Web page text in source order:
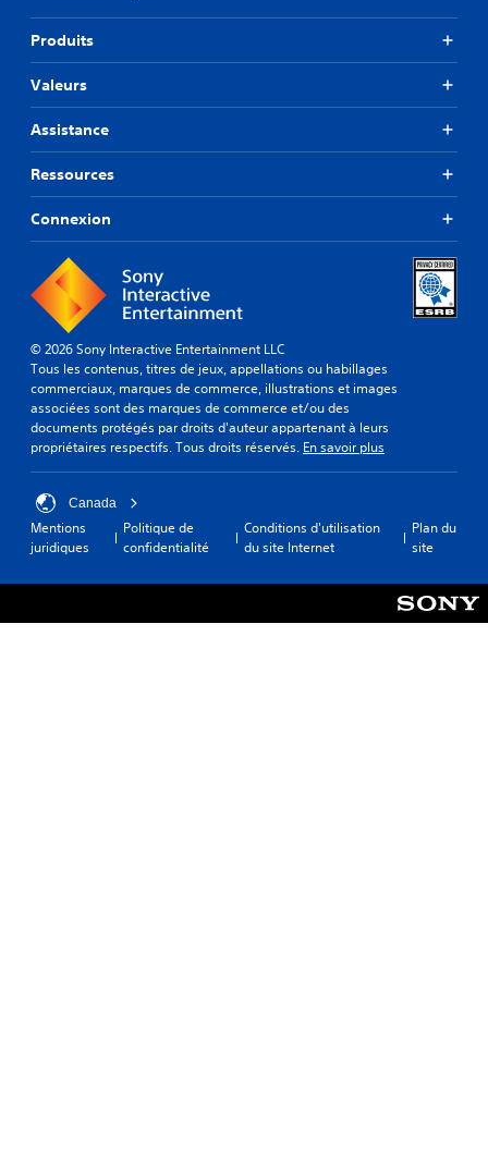
Produits
Valeurs
Assistance
Ressources
Connexion
© 2026 Sony Interactive Entertainment LLC
Tous les contenus, titres de jeux, appellations ou habillages
commerciaux, marques de commerce, illustrations et images
associées sont des marques de commerce et/ou des
documents protégés par droits d'auteur appartenant à leurs
propriétaires respectifs. Tous droits réservés. En savoir plus
Canada
Mentions
juridiques
Politique de
confidentialité
Conditions d'utilisation
du site Internet
Plan du
site